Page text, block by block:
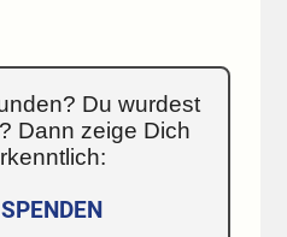
Du wurdest
Dann zeige Dich